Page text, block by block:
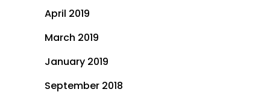
April 2019
March 2019
January 2019
September 2018